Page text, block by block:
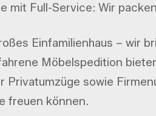
mit Full-Service: Wir
Einfamilienhaus – wir
Möbelspedition
sowie
freuen können.